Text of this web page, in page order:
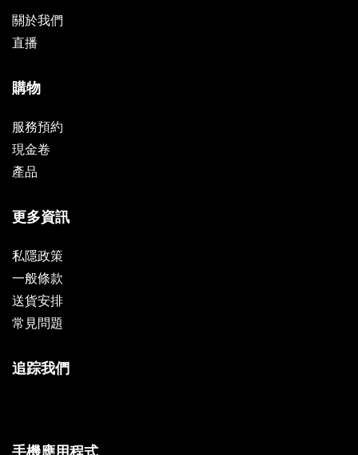
關於我們
直播
購物
服務預約
現金卷
產品
更多資訊
私隱政策
一般條款
送貨安排
常見問題
追踪我們